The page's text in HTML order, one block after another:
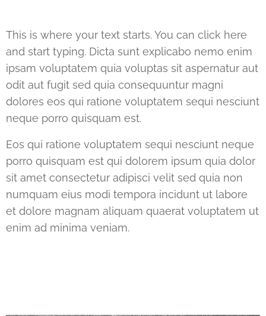
This is where your text starts. You can click here
and start typing. Dicta sunt explicabo nemo enim
ipsam voluptatem quia voluptas sit aspernatur aut
odit aut fugit sed quia consequuntur magni
dolores eos qui ratione voluptatem sequi nesciunt
neque porro quisquam est.
Eos qui ratione voluptatem sequi nesciunt neque
porro quisquam est qui dolorem ipsum quia dolor
sit amet consectetur adipisci velit sed quia non
numquam eius modi tempora incidunt ut labore
et dolore magnam aliquam quaerat voluptatem ut
enim ad minima veniam.